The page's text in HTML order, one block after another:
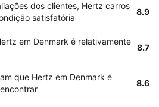
dos clientes, Hertz carros
satisfatória
8.9
em Denmark é relativamente
8.7
que Hertz em Denmark é
8.6